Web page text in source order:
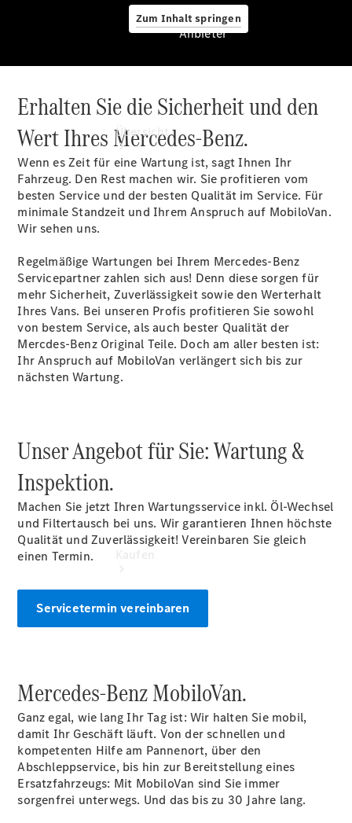
Zum Inhalt springen
Anbieter
Übersicht
Startseite
Ansprechpartner
finden
Probefahrt
vereinbaren
Beratung
vereinbaren
Servicetermin
Übersicht
Gebrauchtwagensuche
Junge
Sterne
Digitale
Extras
Anbieter
Erhalten Sie die Sicherheit und den
Wert Ihres Mercedes-Benz.
Wenn es Zeit für eine Wartung ist, sagt Ihnen Ihr
Fahrzeug. Den Rest machen wir. Sie profitieren vom
besten Service und der besten Qualität im Service. Für
minimale Standzeit und Ihrem Anspruch auf MobiloVan.
Wir sehen uns.
Regelmäßige Wartungen bei Ihrem Mercedes-Benz
Servicepartner zahlen sich aus! Denn diese sorgen für
mehr Sicherheit, Zuverlässigkeit sowie den Werterhalt
Ihres Vans. Bei unseren Profis profitieren Sie sowohl
von bestem Service, als auch bester Qualität der
Mercdes-Benz Original Teile. Doch am aller besten ist:
Ihr Anspruch auf MobiloVan verlängert sich bis zur
nächsten Wartung.
Unser Angebot für Sie: Wartung &
Inspektion.
Machen Sie jetzt Ihren Wartungsservice inkl. Öl-Wechsel
und Filtertausch bei uns. Wir garantieren Ihnen höchste
Qualität und Zuverlässigkeit! Vereinbaren Sie gleich
einen Termin.
Servicetermin vereinbaren
Mercedes-Benz MobiloVan.
Ganz egal, wie lang Ihr Tag ist: Wir halten Sie mobil,
damit Ihr Geschäft läuft. Von der schnellen und
kompetenten Hilfe am Pannenort, über den
Abschleppservice, bis hin zur Bereitstellung eines
Ersatzfahrzeugs: Mit MobiloVan sind Sie immer
sorgenfrei unterwegs. Und das bis zu 30 Jahre lang.